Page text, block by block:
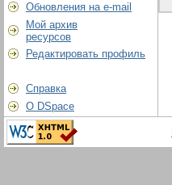
Обновления на e-mail
Мой архив
ресурсов
Редактировать профиль
Справка
О DSpace